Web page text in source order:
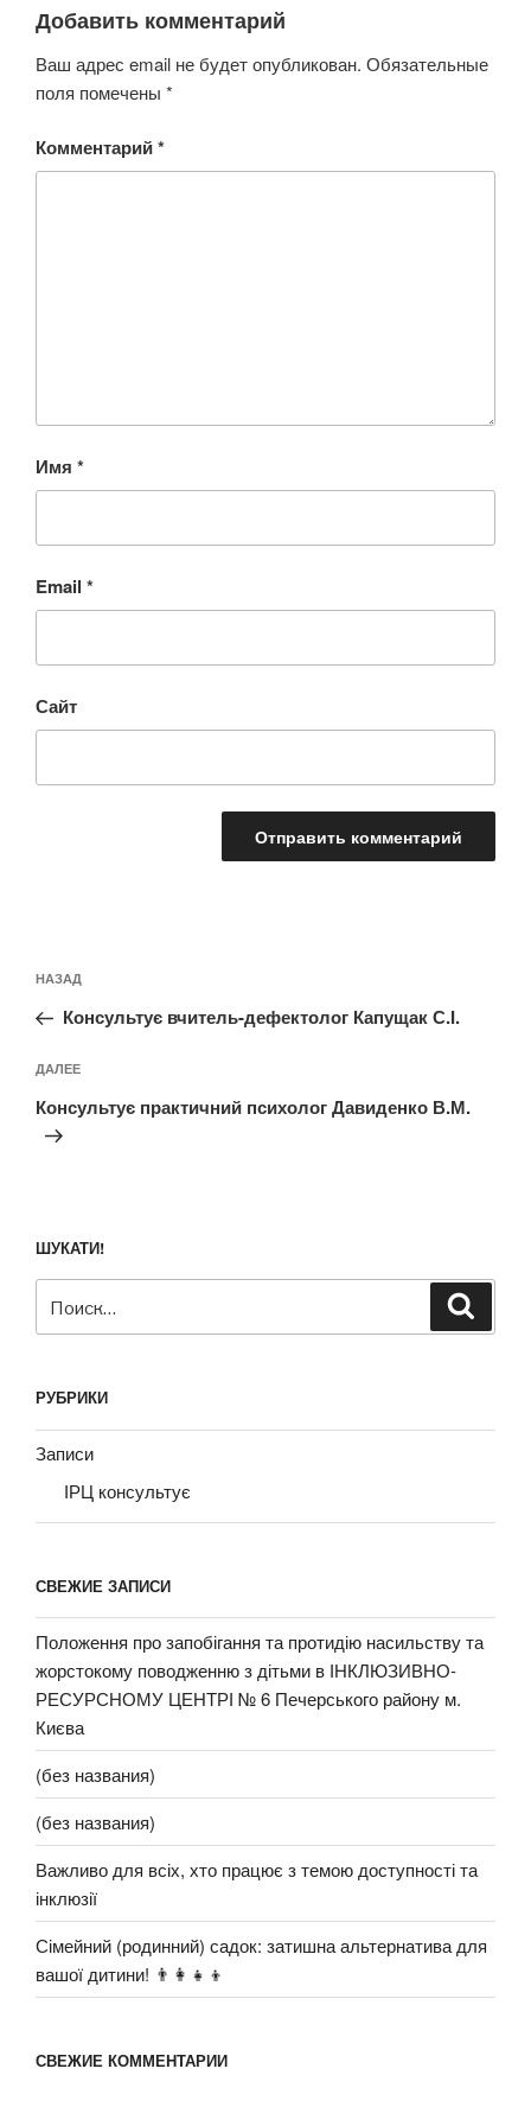
Добавить комментарий
Ваш адрес email не будет опубликован. Обязательные
поля помечены *
Комментарий*
Имя *
Email *
Сайт
по
записям
Предыдущая
запись:
НАЗАД
Консультує вчитель-дефектолог Капущак С.І.
Следующая
запись
ДАЛЕЕ
Консультує практичний психолог Давиденко В.М.
ШУКАТИ!
РУБРИКИ
Записи
ІРЦ консультує
СВЕЖИЕ ЗАПИСИ
Положення про запобігання та протидію насильству та
жорстокому поводженню з дітьми в ІНКЛЮЗИВНО-
РЕСУРСНОМУ ЦЕНТРІ № 6 Печерського району м.
Києва
(без названия)
(без названия)
Важливо для всіх, хто працює з темою доступності та
інклюзії
Сімейний (родинний) садок: затишна альтернатива для
вашої дитини! 👨‍👩‍👧‍👦
СВЕЖИЕ КОММЕНТАРИИ